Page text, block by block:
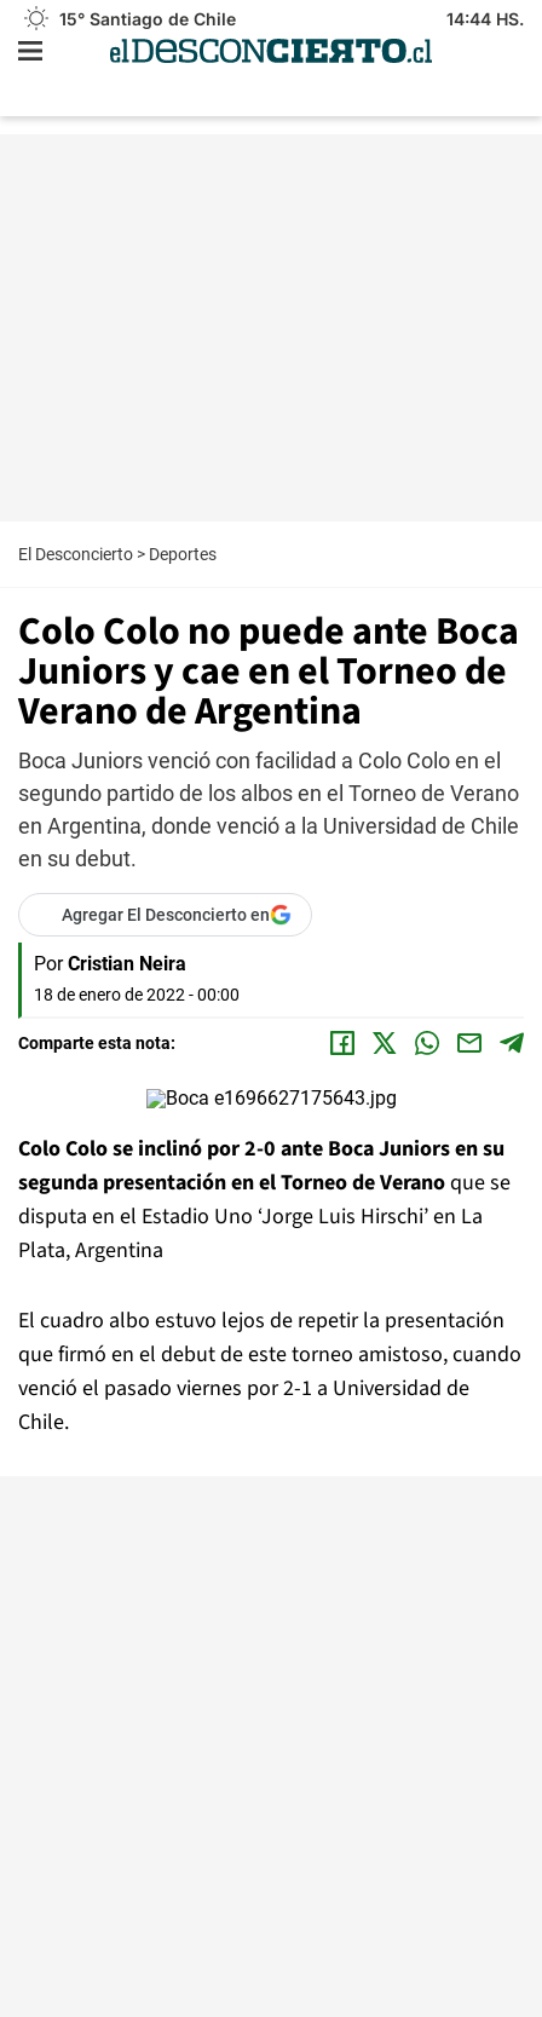
15° Santiago de Chile 14:44 HS.
El Desconcierto > Deportes
Colo Colo no puede ante Boca
Juniors y cae en el Torneo de
Verano de Argentina
Boca Juniors venció con facilidad a Colo Colo en el
segundo partido de los albos en el Torneo de Verano
en Argentina, donde venció a la Universidad de Chile
en su debut.
Agregar El Desconcierto en
Por Cristian Neira
18 de enero de 2022 - 00:00
Comparte esta nota:
Colo Colo se inclinó por 2-0 ante Boca Juniors en su
segunda presentación en el Torneo de Veranoque se
disputa en el Estadio Uno ‘Jorge Luis Hirschi’ en La
Plata, Argentina
El cuadro albo estuvo lejos de repetir la presentación
que firmó en el debut de este torneo amistoso, cuando
venció el pasado viernes por 2-1 a Universidad de
Chile.